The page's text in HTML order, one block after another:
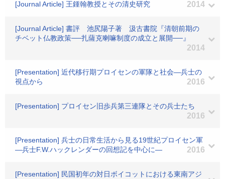
[Journal Article] 王鍾翰教授とその清史研究 2014
[Journal Article] 書評 池尻陽子著 汲古書院『清朝前期の
チベット仏教政策──扎薩克喇嘛制度の成立と展開──』
2014
[Presentation] 近代移行期プロイセンの軍隊と社会―兵士の
視点から
2016
[Presentation] プロイセン旧歩兵第三連隊とその兵士たち
2016
[Presentation] 兵士の日常生活から見る19世紀プロイセン軍
―兵士F.W.ハックレンダーの回想記を中心に―
2016
[Presentation] 民国初年の対日ボイコットにおける東南アジ